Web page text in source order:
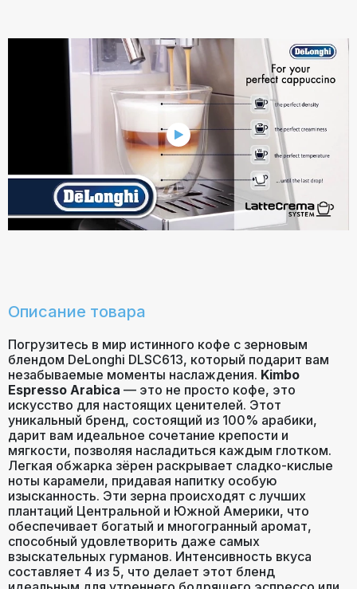
Описание товара
Погрузитесь в мир истинного кофе с зерновым
блендом DeLonghi DLSC613, который подарит вам
незабываемые моменты наслаждения. Kimbo
Espresso Arabica — это не просто кофе, это
искусство для настоящих ценителей. Этот
уникальный бренд, состоящий из 100% арабики,
дарит вам идеальное сочетание крепости и
мягкости, позволяя насладиться каждым глотком.
Легкая обжарка зёрен раскрывает сладко-кислые
ноты карамели, придавая напитку особую
изысканность. Эти зерна происходят с лучших
плантаций Центральной и Южной Америки, что
обеспечивает богатый и многогранный аромат,
способный удовлетворить даже самых
взыскательных гурманов. Интенсивность вкуса
составляет 4 из 5, что делает этот бленд